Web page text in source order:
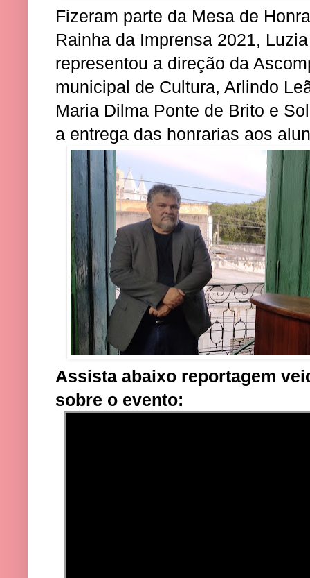
Fizeram parte da Mesa de
Rainha da Imprensa 2021,
representou a direção da
municipal de Cultura, Arlindo
Maria Dilma Ponte de Brito e
a entrega das honrarias aos
Assista abaixo reportagem
sobre o evento: